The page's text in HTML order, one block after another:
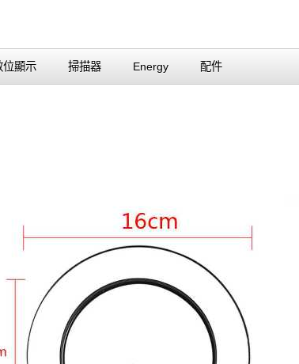
位顯示 掃描器 Energy 配件